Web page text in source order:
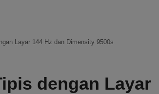
Layar 144 Hz dan Dimensity 9500s
dengan Layar